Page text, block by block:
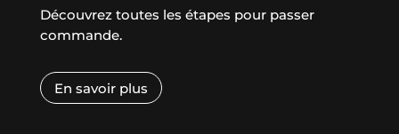
Découvrez toutes les étapes pour passer
commande.
En savoir plus